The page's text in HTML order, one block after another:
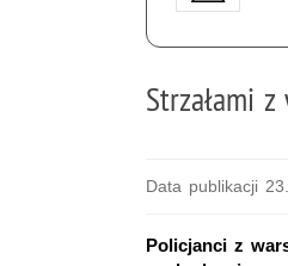
Strzałami
Data publikacji
Policjanci z